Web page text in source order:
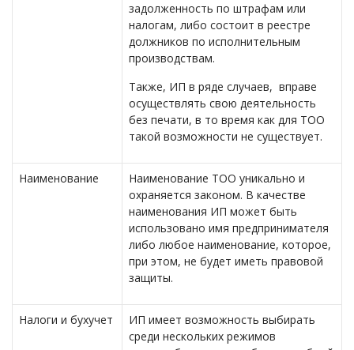
задолженность по штрафам или
налогам, либо состоит в реестре
должников по исполнительным
производствам.
Также, ИП в ряде случаев, вправе
осуществлять свою деятельность
без печати, в то время как для ТОО
такой возможности не существует.
Наименование
Наименование ТОО уникально и
охраняется законом. В качестве
наименования ИП может быть
использовано имя предпринимателя
либо любое наименование, которое,
при этом, не будет иметь правовой
защиты.
Налоги и бухучет
ИП имеет возможность выбирать
среди нескольких режимов